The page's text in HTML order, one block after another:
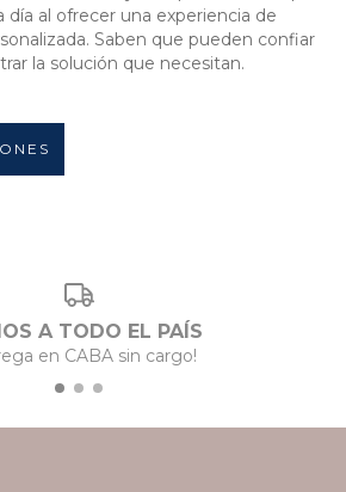
día al ofrecer una experiencia de
Saben que pueden confiar
la solución que necesitan.
A TODO EL PAÍS
en CABA sin cargo!